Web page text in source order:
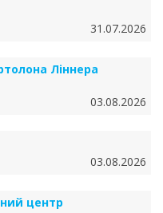
31.07.2026
Ліннера
03.08.2026
03.08.2026
центр